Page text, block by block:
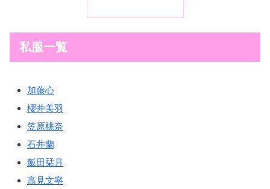
私服一覧
加藤心
櫻井美羽
笠原桃奈
石井蘭
飯田栞月
高見文寧